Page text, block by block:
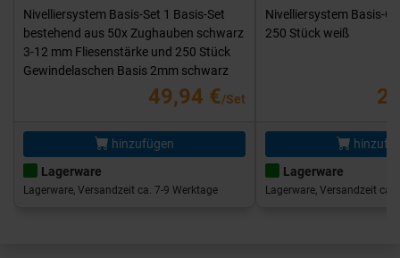
Nivelliersystem Basis-Set 1 Basis-Set
bestehend aus 50x Zughauben schwarz
3-12 mm Fliesenstärke und 250 Stück
Gewindelaschen Basis 2mm schwarz
49,94 €/Set
hinzufügen
Lagerware
Lagerware, Versandzeit ca. 7-9 Werktage
Nivelliersystem Basis-
250 Stück weiß
Lagerware
Lagerware, Versandzeit ca.